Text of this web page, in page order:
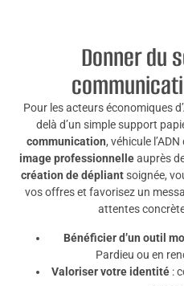
Donner du
Pour les acteurs économiques
delà d’un simple support
communication, véhicule
image professionnelleauprès
création de dépliantsoignée,
vos offres et favorisez un
attentes
Bénéficier d’un outil
Pardieu ou en
Valoriser votre identité: